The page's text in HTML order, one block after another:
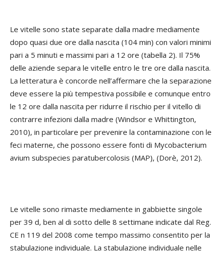
Le vitelle sono state separate dalla madre mediamente
dopo quasi due ore dalla nascita (104 min) con valori minimi
pari a 5 minuti e massimi pari a 12 ore (tabella 2). Il 75%
delle aziende separa le vitelle entro le tre ore dalla nascita.
La letteratura è concorde nell’affermare che la separazione
deve essere la più tempestiva possibile e comunque entro
le 12 ore dalla nascita per ridurre il rischio per il vitello di
contrarre infezioni dalla madre (Windsor e Whittington,
2010), in particolare per prevenire la contaminazione con le
feci materne, che possono essere fonti di Mycobacterium
avium subspecies paratubercolosis (MAP), (Dorè, 2012).
Le vitelle sono rimaste mediamente in gabbiette singole
per 39 d, ben al di sotto delle 8 settimane indicate dal Reg.
CE n 119 del 2008 come tempo massimo consentito per la
stabulazione individuale. La stabulazione individuale nelle